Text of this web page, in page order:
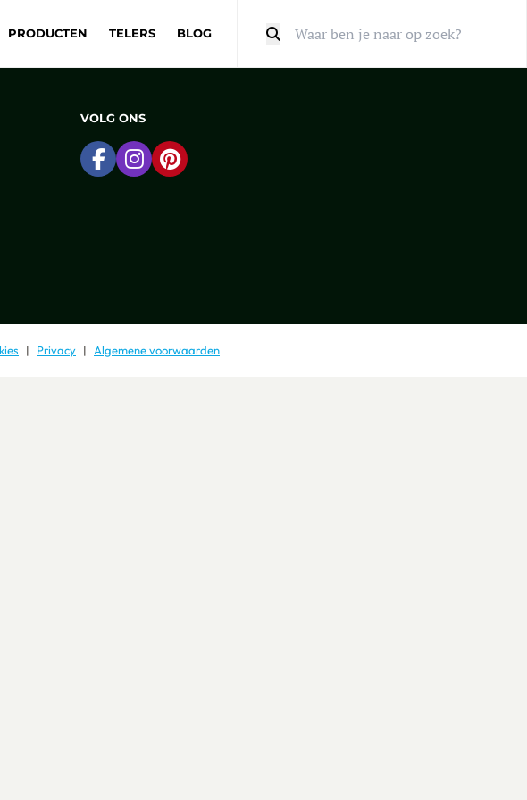
PRODUCTEN TELERS BLOG
VOLG ONS
Ga naar Facebook
Ga naar Instagram
Ga naar Pinterest
Privacy Algemene voorwaarden